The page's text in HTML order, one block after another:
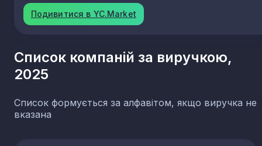
Подивитися в YC.Market
Список компаній за виручкою,
2025
Список формується за алфавітом, якщо виручка не
вказана